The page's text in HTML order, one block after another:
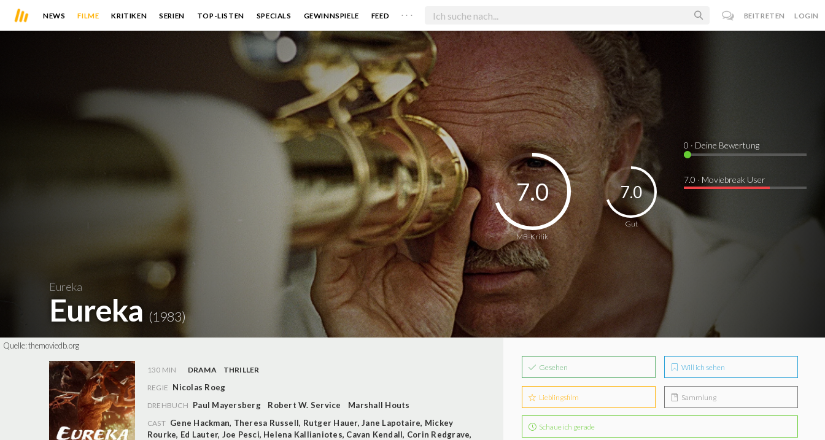
NEWS FILME KRITIKEN SERIEN TOP-LISTEN SPECIALS GEWINNSPIELE FEED . . . BEITRETEN LOGIN
Eureka
Eureka (1983)
MB-Kritik
7.0
Gut
7.0
0 · Deine Bewertung
7.0 · Moviebreak User
Quelle:themoviedb.org
130 MIN DRAMA
THRILLER
REGIE Nicolas Roeg
DREHBUCH Paul Mayersberg Robert W. Service Marshall Houts
CAST Gene Hackman, Theresa Russell, Rutger Hauer,Jane Lapotaire, Mickey
Rourke, Ed Lauter, Joe Pesci, Helena Kallianiotes, Cavan Kendall, Corin Redgrave,
Gesehen Will ich sehen
Lieblingsfilm Sammlung
Schaue ich gerade